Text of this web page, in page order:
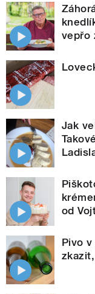
vepřo
Jak
od
Pivo